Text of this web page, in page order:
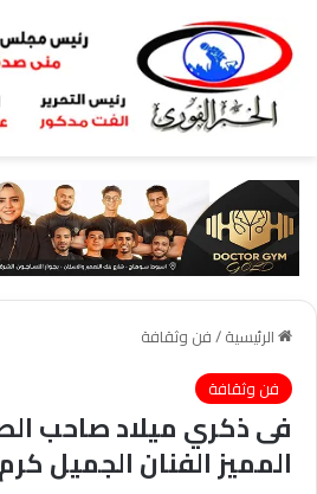
الرئيسية/فن وثقافة
فن وثقافة
فى ذكري ميلاد صاحب
المميز الفنان الجميل